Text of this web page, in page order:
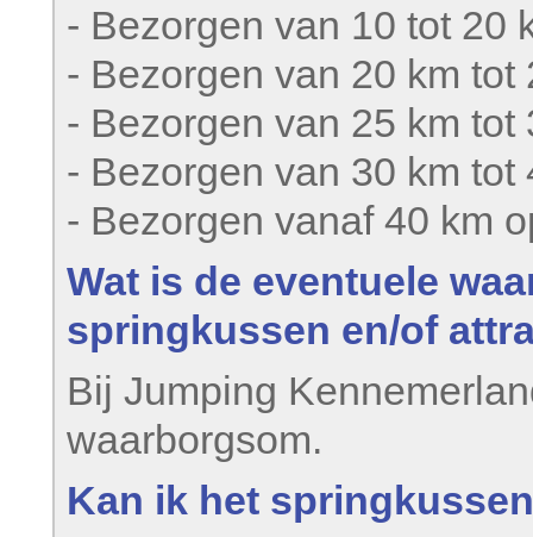
- Bezorgen van 10 tot 20
- Bezorgen van 20 km tot
- Bezorgen van 25 km tot
- Bezorgen van 30 km tot
- Bezorgen vanaf 40 km
Wat is de eventuele
springkussen en/of
Bij Jumping
waarborgsom.
Kan ik het